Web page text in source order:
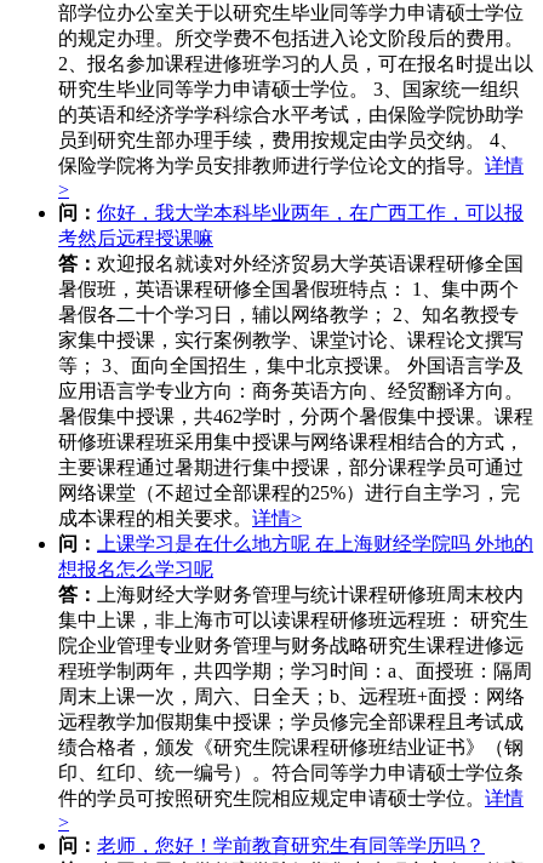
部学位办公室关于以研究生毕业同等学力申请硕士学位
的规定办理。所交学费不包括进入论文阶段后的费用。
2、报名参加课程进修班学习的人员，可在报名时提出以
研究生毕业同等学力申请硕士学位。 3、国家统一组织
的英语和经济学学科综合水平考试，由保险学院协助学
员到研究生部办理手续，费用按规定由学员交纳。 4、
保险学院将为学员安排教师进行学位论文的指导。 详情
>
问： 你好，我大学本科毕业两年，在广西工作，可以报
考然后远程授课嘛
答： 欢迎报名就读对外经济贸易大学英语课程研修全国
暑假班，英语课程研修全国暑假班特点： 1、集中两个
暑假各二十个学习日，辅以网络教学； 2、知名教授专
家集中授课，实行案例教学、课堂讨论、课程论文撰写
等； 3、面向全国招生，集中北京授课。 外国语言学及
应用语言学专业方向：商务英语方向、经贸翻译方向。
暑假集中授课，共462学时，分两个暑假集中授课。课程
研修班课程班采用集中授课与网络课程相结合的方式，
主要课程通过暑期进行集中授课，部分课程学员可通过
网络课堂（不超过全部课程的25%）进行自主学习，完
成本课程的相关要求。 详情>
问：
上课学习是在什么地方呢 在上海财经学院吗 外地的
想报名怎么学习呢
答：
上海财经大学财务管理与统计课程研修班周末校内
集中上课，非上海市可以读课程研修班远程班： 研究生
院企业管理专业财务管理与财务战略研究生课程进修远
程班学制两年，共四学期；学习时间：a、面授班：隔周
周末上课一次，周六、日全天；b、远程班+面授：网络
远程教学加假期集中授课；学员修完全部课程且考试成
绩合格者，颁发《研究生院课程研修班结业证书》（钢
印、红印、统一编号）。符合同等学力申请硕士学位条
件的学员可按照研究生院相应规定申请硕士学位。 详情
>
问： 老师，您好！学前教育研究生有同等学历吗？